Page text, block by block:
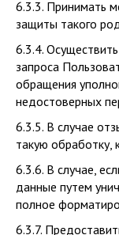
6.3.3. Принимать
защиты такого
6.3.4.
запроса
обращения
недостоверных
6.3.5. В случае
такую обработку,
6.3.6. В случае,
данные путем
полное
6.3.7.